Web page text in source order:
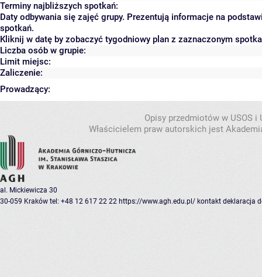
Terminy najbliższych spotkań:
Daty odbywania się zajęć grupy. Prezentują informacje na
spotkań.
Kliknij w datę by zobaczyć tygodniowy plan z zaznaczonym
Liczba osób w grupie:
Limit miejsc:
Zaliczenie:
Prowadzący:
Opisy przedmiotów w USOS
Właścicielem praw autorskich jest
al. Mickiewicza 30
30-059 Kraków tel: +48 12 617 22 22 https://www.agh.edu.pl/ kontakt deklaracja